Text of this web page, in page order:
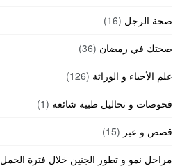
صحة الرجل (16)
صحتك في رمضان (36)
علم الأحياء و الوراثة (126)
فحوصات و تحاليل طبية شائعه (1)
قصص و عبر (15)
مراحل نمو و تطور الجنين خلال فترة الحمل